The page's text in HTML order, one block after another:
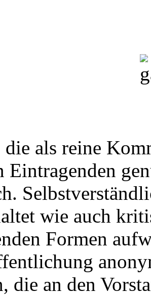
die als reine
Eintragenden
wie auch
Formen
die an den